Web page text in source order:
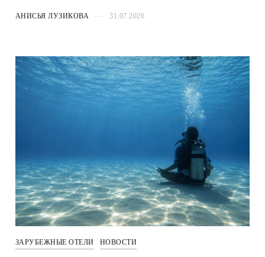
АНИСЬЯ ЛУЗИКОВА 31.07.2026
ЗАРУБЕЖНЫЕ ОТЕЛИ НОВОСТИ